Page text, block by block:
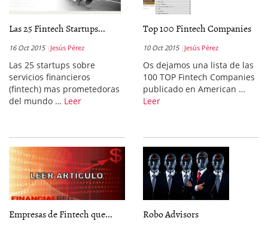
Las 25 Fintech Startups...
16 Oct 2015 Jesús Pérez
Las 25 startups sobre
servicios financieros
(fintech) mas prometedoras
del mundo … Leer
Top 100 Fintech Companies
10 Oct 2015 Jesús Pérez
Os dejamos una lista de las
100 TOP Fintech Companies
publicado en American …
Leer
Empresas de Fintech que... Robo Advisors